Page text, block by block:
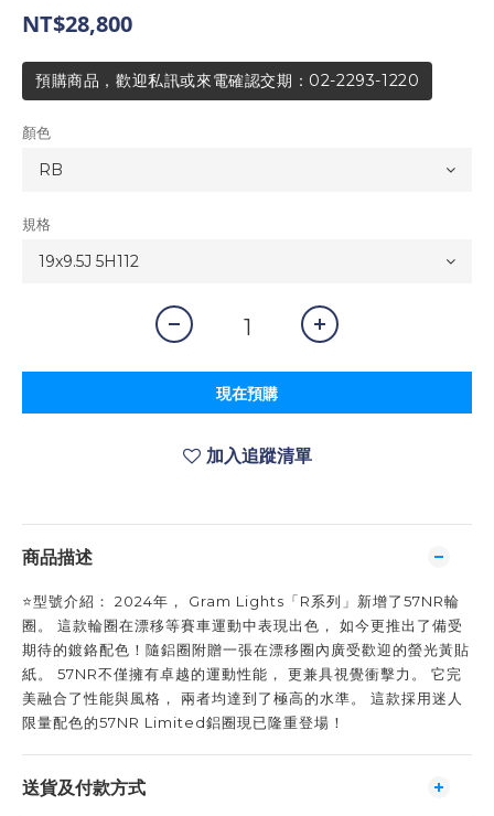
NT$28,800
預購商品，歡迎私訊或來電確認交期：02-2293-1220
顏色
規格
現在預購
加入追蹤清單
商品描述
⭐️型號介紹： 2024年， Gram Lights「R系列」新增了57NR輪
圈。 這款輪圈在漂移等賽車運動中表現出色， 如今更推出了備受
期待的鍍鉻配色！隨鋁圈附贈一張在漂移圈內廣受歡迎的螢光黃貼
紙。 57NR不僅擁有卓越的運動性能， 更兼具視覺衝擊力。 它完
美融合了性能與風格， 兩者均達到了極高的水準。 這款採用迷人
限量配色的57NR Limited鋁圈現已隆重登場！
送貨及付款方式